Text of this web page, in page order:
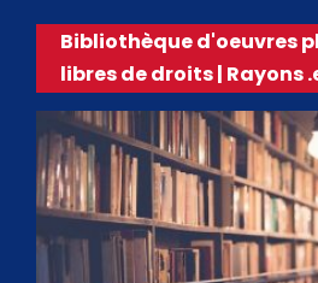
Bibliothèque d'oeuvres
libres de droits | Rayons